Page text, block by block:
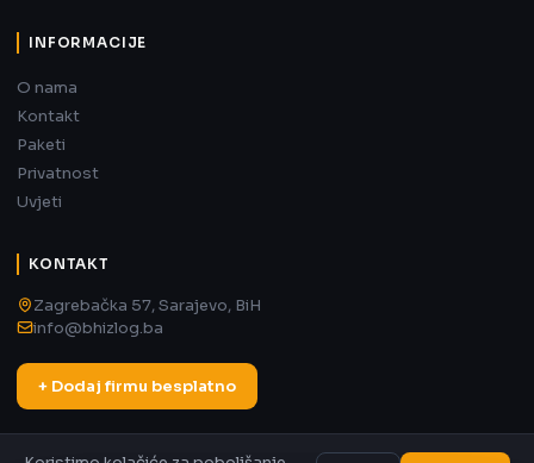
INFORMACIJE
O nama
Kontakt
Paketi
Privatnost
Uvjeti
KONTAKT
Zagrebačka 57, Sarajevo, BiH
info@bhizlog.ba
+ Dodaj firmu besplatno